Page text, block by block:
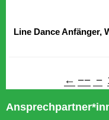
Line Dance Anfänger,
← −− −